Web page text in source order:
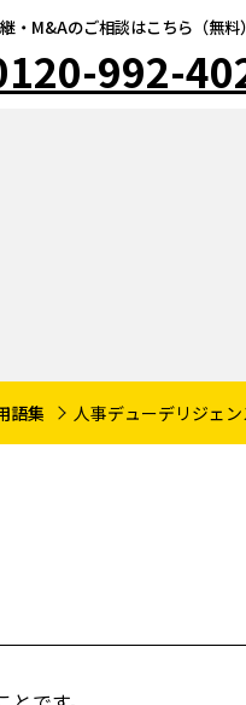
・M&Aのご相談はこちら（無料）
992-
語集 人事デューデリジェン